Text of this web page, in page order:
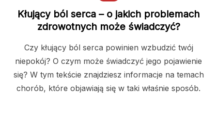
Kłujący ból serca – o jakich problemach
zdrowotnych może świadczyć?
Czy kłujący ból serca powinien wzbudzić twój
niepokój? O czym może świadczyć jego pojawienie
się? W tym tekście znajdziesz informacje na temach
chorób, które objawiają się w taki właśnie sposób.